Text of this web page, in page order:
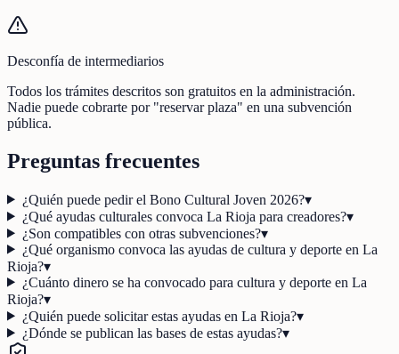
Desconfía de intermediarios
Todos los trámites descritos son gratuitos en la administración.
Nadie puede cobrarte por "reservar plaza" en una subvención
pública.
Preguntas frecuentes
¿Quién puede pedir el Bono Cultural Joven 2026?▾
¿Qué ayudas culturales convoca La Rioja para creadores?▾
¿Son compatibles con otras subvenciones?▾
¿Qué organismo convoca las ayudas de cultura y deporte en La
Rioja?▾
¿Cuánto dinero se ha convocado para cultura y deporte en La
Rioja?▾
¿Quién puede solicitar estas ayudas en La Rioja?▾
¿Dónde se publican las bases de estas ayudas?▾